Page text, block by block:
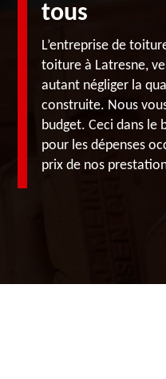
tous
L’entreprise de
toiture à Latresne,
autant négliger la
construite. Nous
budget. Ceci dans le
pour les dépenses
prix de nos